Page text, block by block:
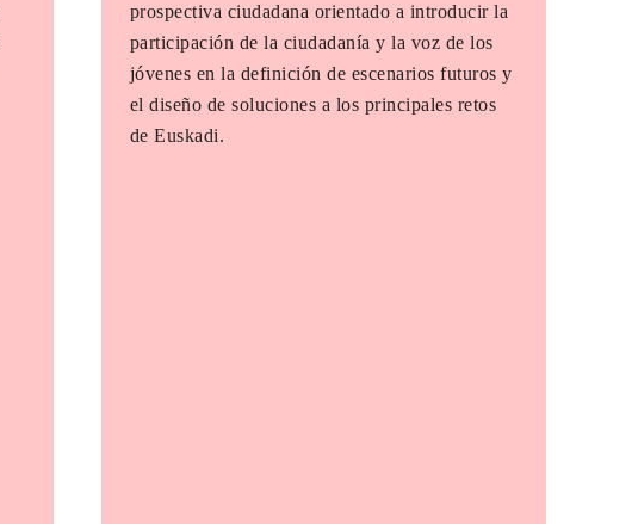
prospectiva ciudadana orientado a introducir la
participación de la ciudadanía y la voz de los
jóvenes en la definición de escenarios futuros y
el diseño de soluciones a los principales retos
de Euskadi.